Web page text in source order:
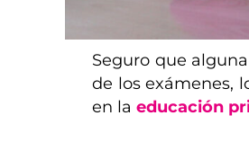
Seguro que
de los exámenes,
en la educación